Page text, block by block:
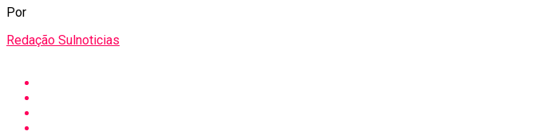
Por
Redação Sulnoticias